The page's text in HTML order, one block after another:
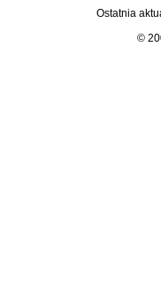
Ostatnia
©